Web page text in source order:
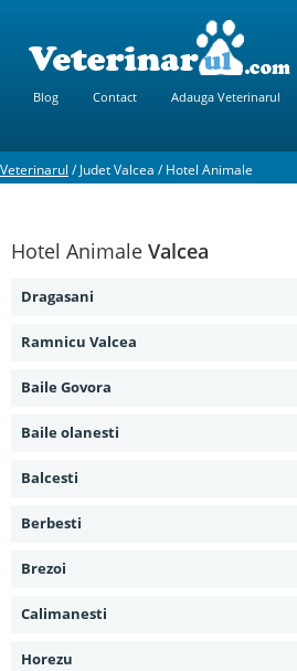
Blog Contact Adauga Veterinarul
Veterinarul /Judet Valcea /Hotel Animale
Hotel Animale Valcea
Dragasani
Ramnicu Valcea
Baile Govora
Baile olanesti
Balcesti
Berbesti
Brezoi
Calimanesti
Horezu